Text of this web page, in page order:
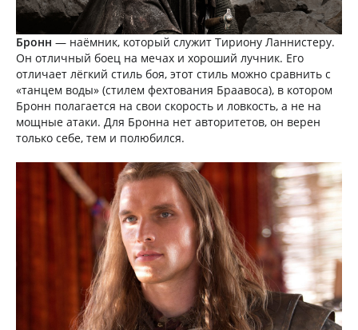
Бронн — наёмник, который служит Тириону Ланнистеру.
Он отличный боец на мечах и хороший лучник. Его
отличает лёгкий стиль боя, этот стиль можно сравнить с
«танцем воды» (стилем фехтования Браавоса), в котором
Бронн полагается на свои скорость и ловкость, а не на
мощные атаки. Для Бронна нет авторитетов, он верен
только себе, тем и полюбился.